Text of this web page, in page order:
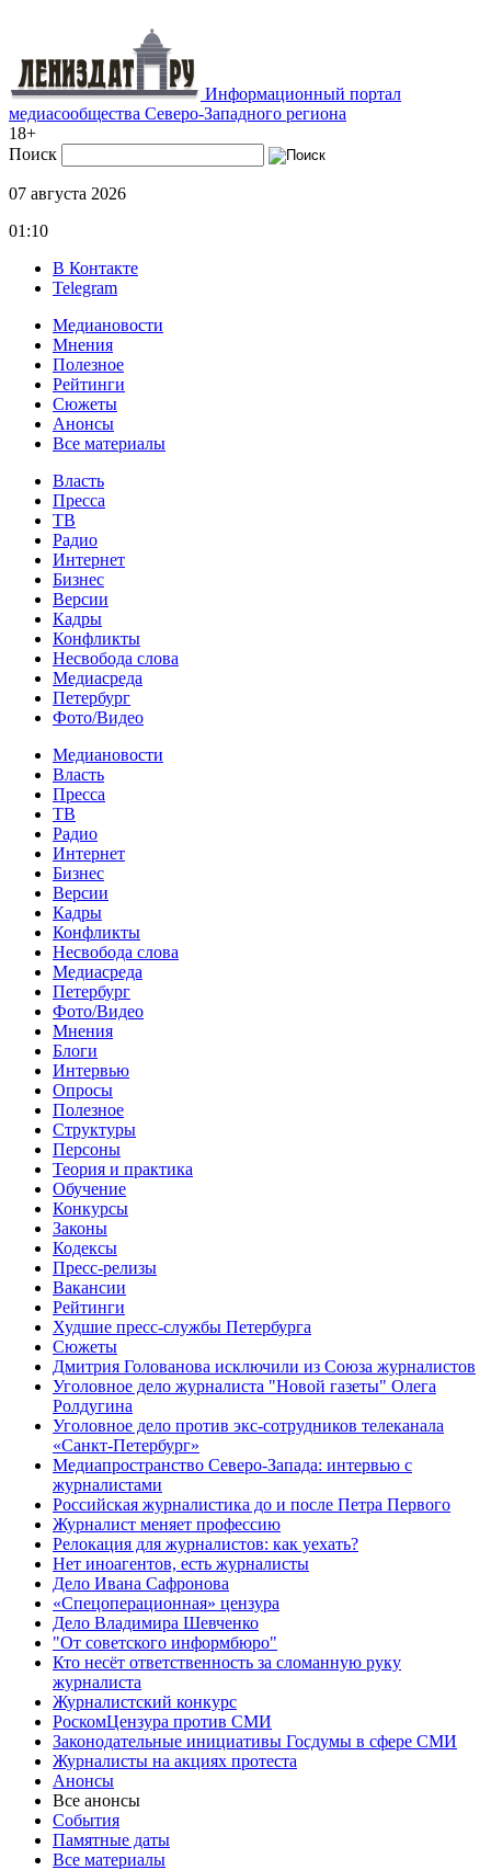
Информационный портал
медиасообщества Северо-Западного региона
18+
Поиск
07 августа 2026
01:10
В Контакте
Telegram
Медиановости
Мнения
Полезное
Рейтинги
Сюжеты
Анонсы
Все материалы
Власть
Пресса
ТВ
Радио
Интернет
Бизнес
Версии
Кадры
Конфликты
Несвобода слова
Медиасреда
Петербург
Фото/Видео
Медиановости
Власть
Пресса
ТВ
Радио
Интернет
Бизнес
Версии
Кадры
Конфликты
Несвобода слова
Медиасреда
Петербург
Фото/Видео
Мнения
Блоги
Интервью
Опросы
Полезное
Структуры
Персоны
Теория и практика
Обучение
Конкурсы
Законы
Кодексы
Пресс-релизы
Вакансии
Рейтинги
Худшие пресс-службы Петербурга
Сюжеты
Дмитрия Голованова исключили из Союза журналистов
Уголовное дело журналиста "Новой газеты" Олега
Ролдугина
Уголовное дело против экс-сотрудников телеканала
«Санкт-Петербург»
Медиапространство Северо-Запада: интервью с
журналистами
Российская журналистика до и после Петра Первого
Журналист меняет профессию
Релокация для журналистов: как уехать?
Нет иноагентов, есть журналисты
Дело Ивана Сафронова
«Спецоперационная» цензура
Дело Владимира Шевченко
"От советского информбюро"
Кто несёт ответственность за сломанную руку
журналиста
Журналистский конкурс
РоскомЦензура против СМИ
Законодательные инициативы Госдумы в сфере СМИ
Журналисты на акциях протеста
Анонсы
Все анонсы
События
Памятные даты
Все материалы